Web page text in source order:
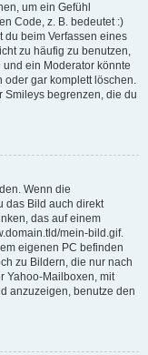
um ein Gefühl
Code, z. B. bedeutet :)
du beim Verfassen eines
zu häufig zu benutzen,
ein Moderator könnte
gar komplett löschen.
Smileys begrenzen, die du
Wenn die
das Bild auch direkt
das auf einem
mein-bild.gif.
eigenen PC befinden
zu Bildern, die nur nach
Yahoo-Mailboxen, mit
anzuzeigen, benutze den